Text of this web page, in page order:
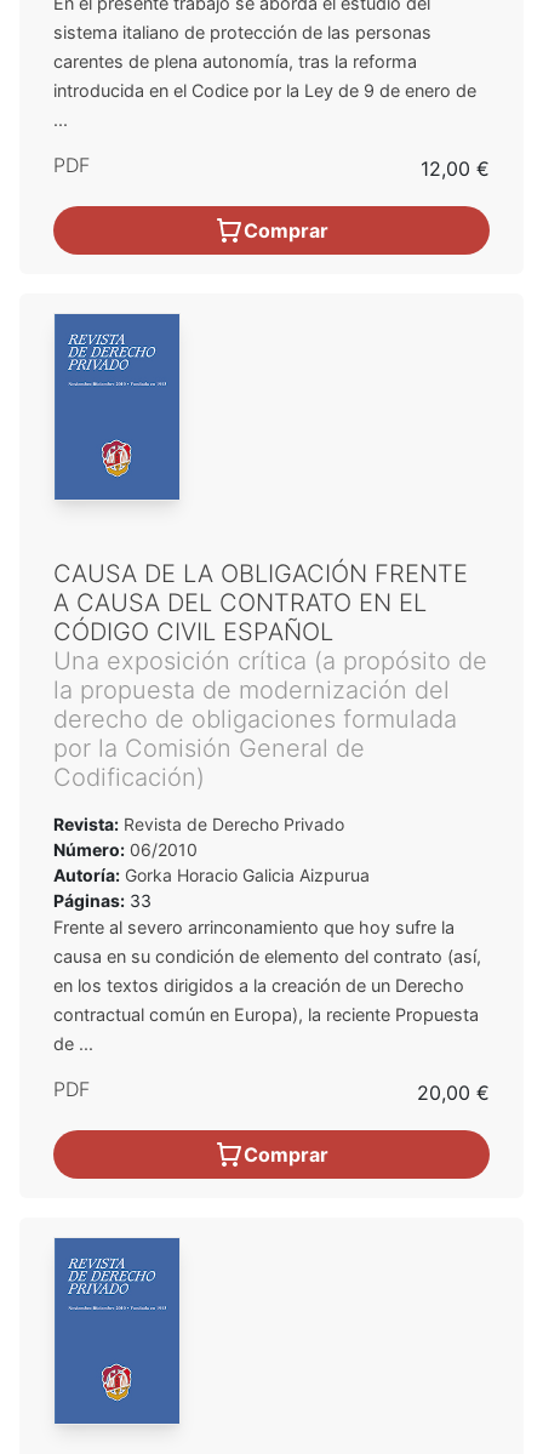
sistema italiano de protección de las personas
carentes de plena autonomía, tras la reforma
introducida en el Codice por la Ley de 9 de enero de
...
PDF 12,00 €
Comprar
CAUSA DE LA OBLIGACIÓN FRENTE
A CAUSA DEL CONTRATO EN EL
CÓDIGO CIVIL ESPAÑOL
Una exposición crítica (a propósito de
la propuesta de modernización del
derecho de obligaciones formulada
por la Comisión General de
Codificación)
Revista: Revista de Derecho Privado
Número: 06/2010
Autoría: Gorka Horacio Galicia Aizpurua
Páginas: 33
Frente al severo arrinconamiento que hoy sufre la
causa en su condición de elemento del contrato (así,
en los textos dirigidos a la creación de un Derecho
contractual común en Europa), la reciente Propuesta
de ...
PDF 20,00 €
Comprar